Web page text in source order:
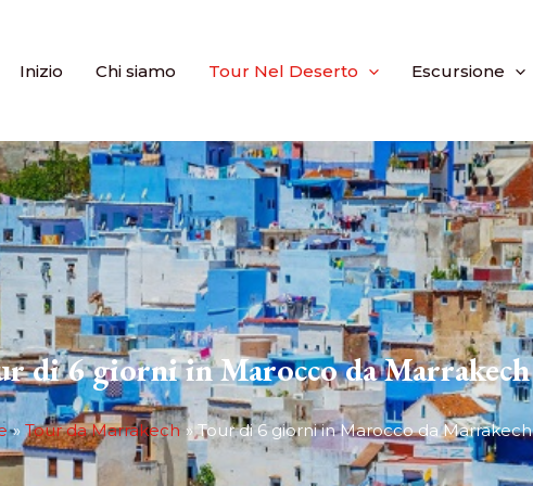
Inizio Chi siamo Tour Nel Deserto Escursione
di 6 giorni in Marocco da Marrakech
Tour da Marrakech Tour di 6 giorni in Marocco da Marrakech